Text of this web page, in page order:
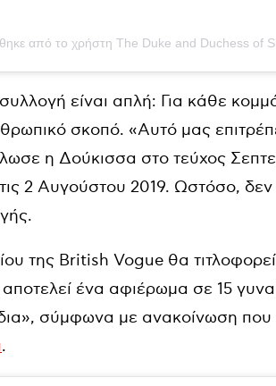
από το χρήστη The Duke and Duchess of
είναι απλή: Για κάθε
σκοπό. «Αυτό μας
η Δούκισσα στο τεύχος
2 Αυγούστου 2019. Ωστόσο,
της British Vogue θα
ένα αφιέρωμα σε 15
σύμφωνα με ανακοίνωση που
.